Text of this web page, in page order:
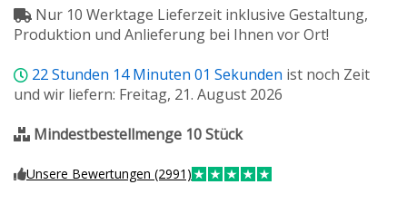
Nur 10 Werktage Lieferzeit inklusive Gestaltung,
Produktion und Anlieferung bei Ihnen vor Ort!
22Stunden 14Minuten 01 Sekunden ist noch Zeit
und wir liefern: Freitag, 21. August 2026
Mindestbestellmenge 10 Stück
Unsere Bewertungen (2991)